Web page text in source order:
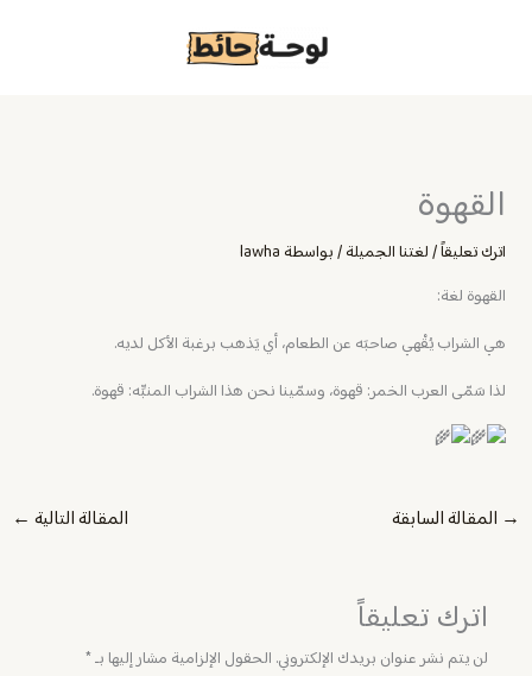
القهوة
اترك تعليقاً/لغتنا الجميلة/ بواسطة lawha
‏القهوة لغة:
هي الشراب يُقْهي صاحبَه عن الطعام، أي يَذهب برغبة الأكل لديه.
لذا سَمّى العرب الخمر: قهوة، وسمّينا نحن هذا الشراب المنبِّه: قهوة.
→ المقالة السابقة المقالة التالية ←
اترك تعليقاً
لن يتم نشر عنوان بريدك الإلكتروني. الحقول الإلزامية مشار إليها بـ*